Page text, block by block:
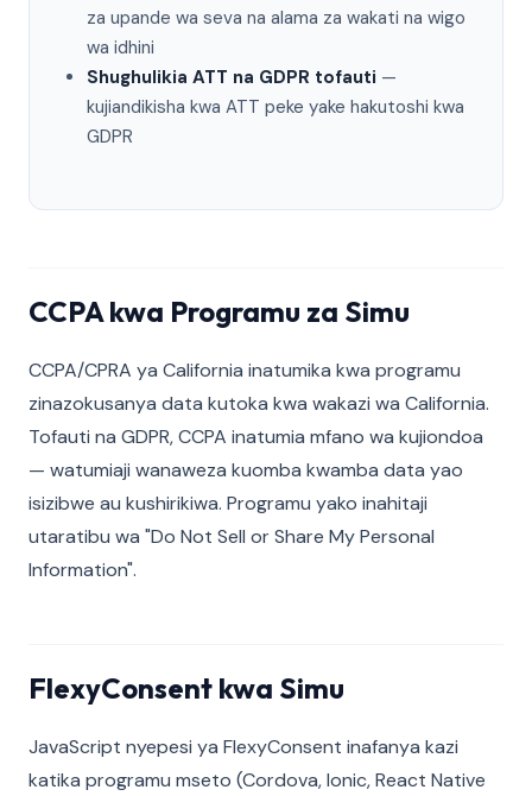
za upande wa seva na alama za wakati na wigo
wa idhini
Shughulikia ATT na GDPR tofauti —
kujiandikisha kwa ATT peke yake hakutoshi kwa
GDPR
CCPA kwa Programu za Simu
CCPA/CPRA ya California inatumika kwa programu
zinazokusanya data kutoka kwa wakazi wa California.
Tofauti na GDPR, CCPA inatumia mfano wa kujiondoa
— watumiaji wanaweza kuomba kwamba data yao
isizibwe au kushirikiwa. Programu yako inahitaji
utaratibu wa "Do Not Sell or Share My Personal
Information".
FlexyConsent kwa Simu
JavaScript nyepesi ya FlexyConsent inafanya kazi
katika programu mseto (Cordova, Ionic, React Native